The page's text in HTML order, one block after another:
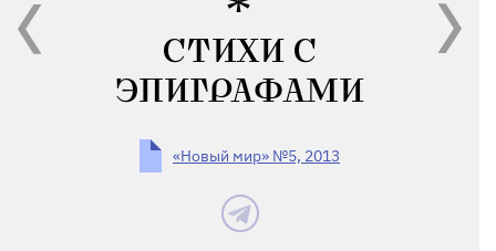
СТИХИ С
ЭПИГРАФАМИ
«Новый мир» №5, 2013